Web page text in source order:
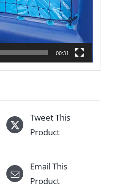
00:31
Tweet This
Product
Email This
Product